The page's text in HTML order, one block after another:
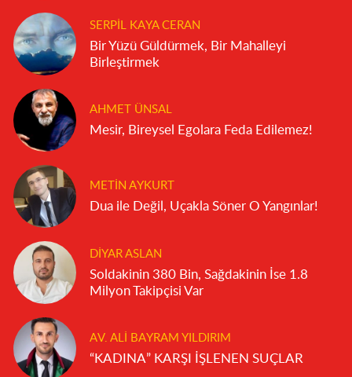
SERPIL KAYA CERAN
Bir Yüzü Güldürmek, Bir Mahalleyi
Birleştirmek
AHMET ÜNSAL
Mesir, Bireysel Egolara Feda Edilemez!
METIN AYKURT
Dua ile Değil, Uçakla Söner O Yangınlar!
DIYAR ASLAN
Soldakinin 380 Bin, Sağdakinin İse 1.8
Milyon Takipçisi Var
AV. ALI BAYRAM YILDIRIM
“KADINA” KARŞI İŞLENEN SUÇLAR